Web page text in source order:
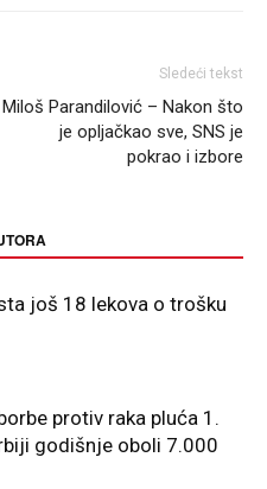
Sledeći tekst
Miloš Parandilović – Nakon što
je opljačkao sve, SNS je
pokrao i izbore
još 18 lekova o trošku
protiv raka pluća 1.
godišnje oboli 7.000